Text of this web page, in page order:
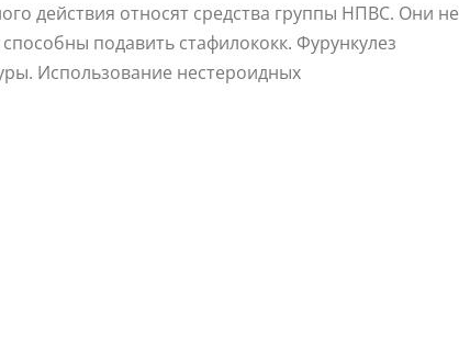
действия относят средства группы НПВС. Они не
подавить стафилококк. Фурункулез
Использование нестероидных